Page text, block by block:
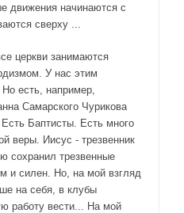
движения начинаются с
сверху ...
церкви занимаются
У нас этим
есть, например,
Самарского Чурикова
Баптисты. Есть много
веры. Иисус - трезвенник
сохранил трезвенные
и силен. Но, на мой взгляд
на себя, в клубы
работу вести... На мой